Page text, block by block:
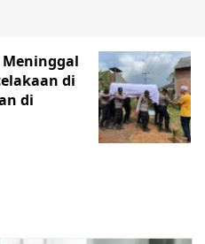
di
di